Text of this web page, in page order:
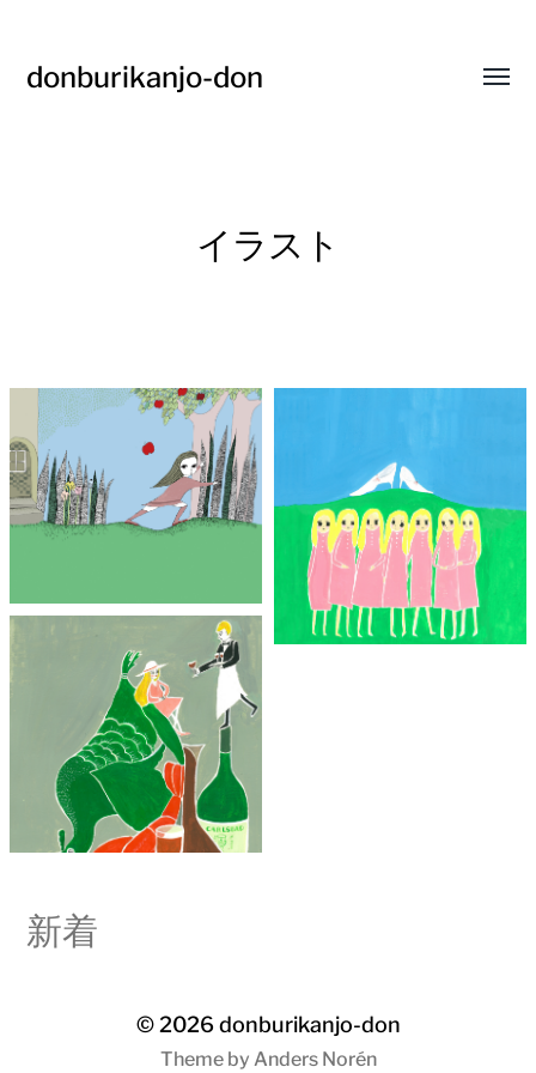
donburikanjo-don
イラスト
新着
© 2026donburikanjo-don
Theme by Anders Norén